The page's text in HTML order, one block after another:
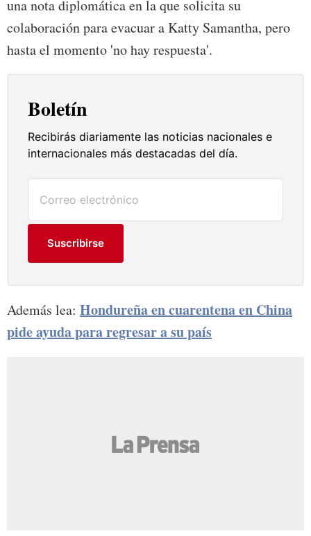
una nota diplomática en la que solicita su
colaboración para evacuar a Katty Samantha, pero
hasta el momento 'no hay respuesta'.
Boletín
Recibirás diariamente las noticias nacionales e
internacionales más destacadas del día.
Suscribirse
Además lea: Hondureña en cuarentena en China
pide ayuda para regresar a su país